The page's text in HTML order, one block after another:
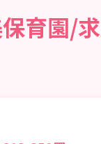
育園/